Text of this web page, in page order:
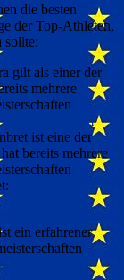
die besten
der Top-Athleten,
sollte:
gilt als einer der
mehrere
adamondra.com
ist eine der
bereits mehrere
ein erfahrener
schubert.com